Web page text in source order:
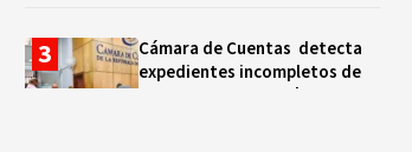
Cámara de Cuentas detecta
expedientes incompletos de
operaciones por RD$16,600